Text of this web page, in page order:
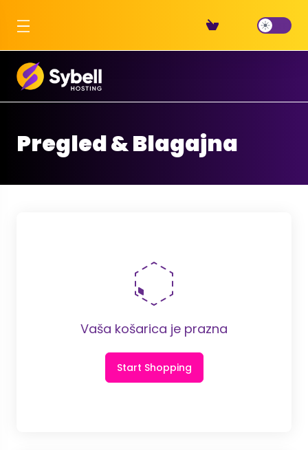
Pregled & Blagajna
Vaša košarica je prazna
Start Shopping